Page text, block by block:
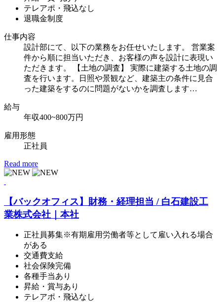
テレアポ・飛込なし
退職金制度
仕事内容
設計部にて、以下の業務をお任せいたします。 営業案
件から順に担当いただき、お客様の声を設計に表現い
ただきます。 【土地の調査】 実際に建築する土地の調
査を行います。日照や景観など、建築主の条件に見合
った建築をするのに問題がないかを調査します…
給与
年収400~800万円
雇用形態
正社員
Read more
【バックオフィス】財務・経理担当 / 白石建設工
業株式会社｜本社
正社員募集※有期雇用労働者等として雇い入れる場合
がある
交通費支給
社会保険完備
各種手当あり
昇給・賞与あり
テレアポ・飛込なし